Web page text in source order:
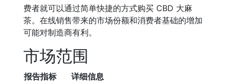
费者就可以通过简单快捷的方式购买 CBD 大麻
茶。在线销售带来的市场份额和消费者基础的增加
可能对制造商有利。
市场范围
报告指标
详细信息